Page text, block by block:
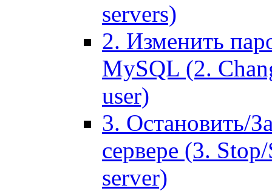
servers)
2. Изменить
MySQL (2.
user)
3. Остановить/
сервере (3.
server)